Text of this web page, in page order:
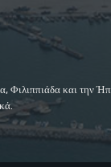
Φιλιππιάδα και την